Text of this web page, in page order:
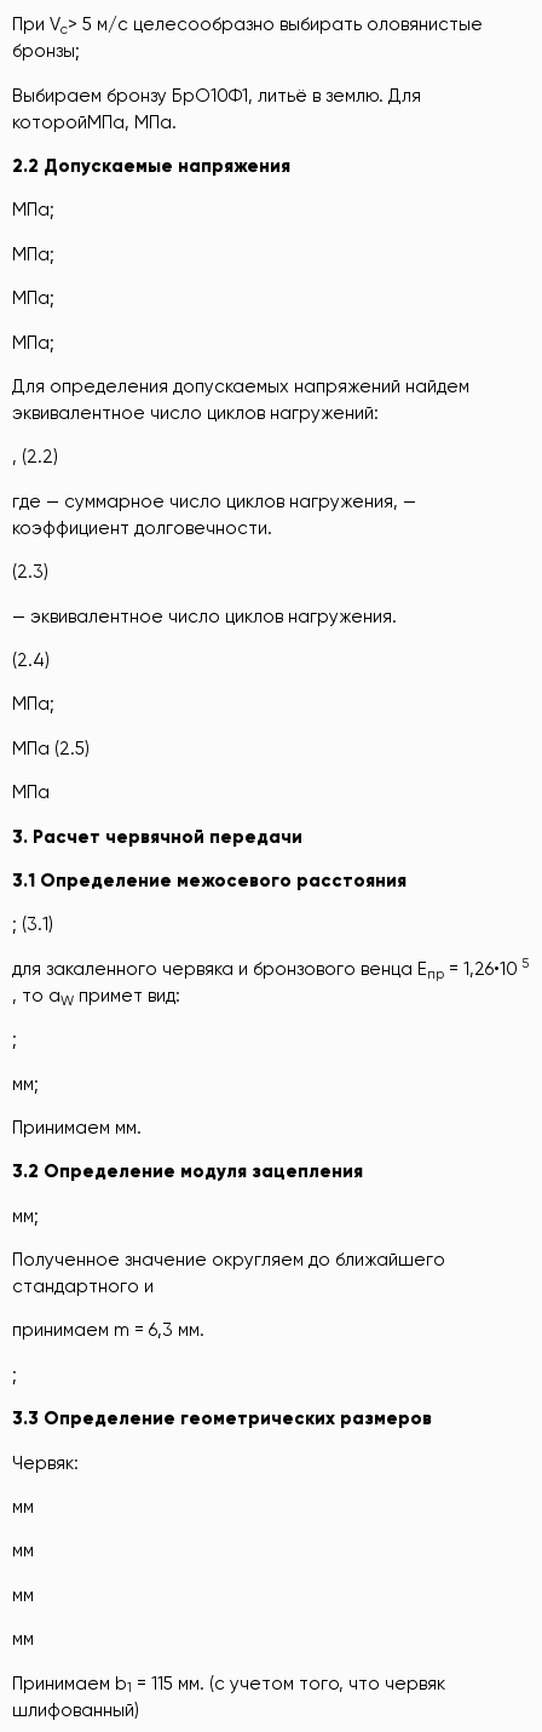
При Vc> 5 м/с целесообразно выбирать оловянистые
бронзы;
Выбираем бронзу БрО10Ф1, литьё в землю. Для
которойМПа, МПа.
2.2 Допускаемые напряжения
МПа;
МПа;
МПа;
МПа;
Для определения допускаемых напряжений найдем
эквивалентное число циклов нагружений:
, (2.2)
где — суммарное число циклов нагружения, —
коэффициент долговечности.
(2.3)
— эквивалентное число циклов нагружения.
(2.4)
МПа;
МПа (2.5)
МПа
3. Расчет червячной передачи
3.1 Определение межосевого расстояния
; (3.1)
для закаленного червяка и бронзового венца Eпр = 1,26•10 5
, то aW примет вид:
;
мм;
Принимаем мм.
3.2 Определение модуля зацепления
мм;
Полученное значение округляем до ближайшего
стандартного и
принимаем m = 6,3 мм.
;
3.3 Определение геометрических размеров
Червяк:
мм
мм
мм
мм
Принимаем b1 = 115 мм. (с учетом того, что червяк
шлифованный)